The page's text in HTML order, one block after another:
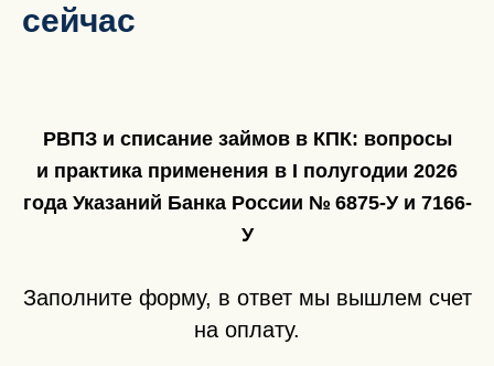
сейчас
РВПЗ и списание займов в КПК: вопросы
и практика применения в I полугодии 2026
года Указаний Банка России № 6875-У и 7166-
У
Заполните форму, в ответ мы вышлем счет
на оплату.